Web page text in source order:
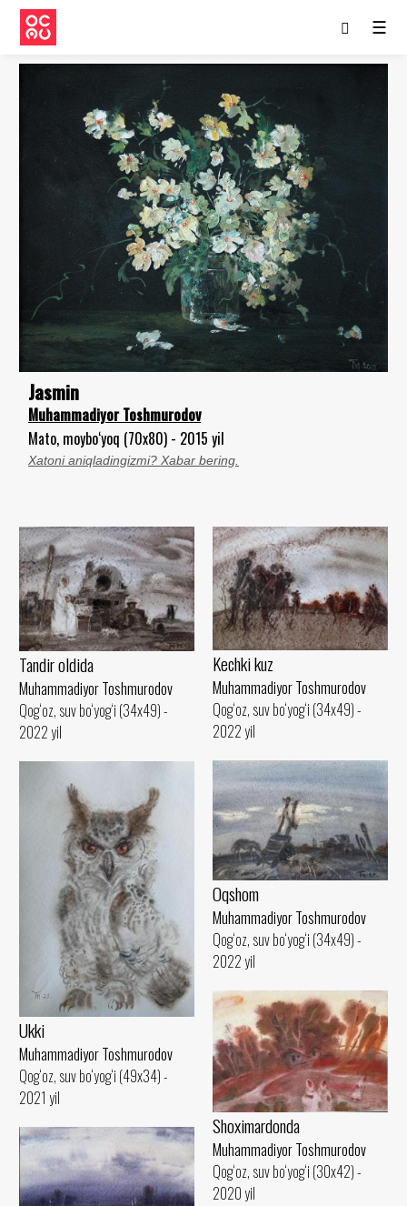
☰
Jasmin
Muhammadiyor Toshmurodov
Mato, moybo‘yoq (70x80) - 2015 yil
Xatoni aniqladingizmi? Xabar bering.
Tandir oldida
Muhammadiyor Toshmurodov
Qog‘oz, suv bo‘yog‘i (34x49) -
2022 yil
Kechki kuz
Muhammadiyor Toshmurodov
Qog‘oz, suv bo‘yog‘i (34x49) -
2022 yil
Oqshom
Muhammadiyor Toshmurodov
Qog‘oz, suv bo‘yog‘i (34x49) -
2022 yil
Ukki
Muhammadiyor Toshmurodov
Qog‘oz, suv bo‘yog‘i (49x34) -
2021 yil
Shoximardonda
Muhammadiyor Toshmurodov
Qog‘oz, suv bo‘yog‘i (30x42) -
2020 yil